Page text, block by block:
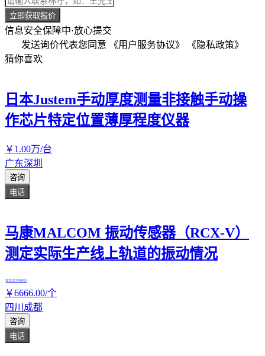
立即获取报价
信息安全保障中·放心提交
发送询价代表您同意 《用户服务协议》
《隐私政策》
猜你喜欢
日本Justem手动厚度测量非接触手动操
作芯片特定位置薄厚程度仪器
￥ 1 .00万/台
广东深圳
咨询
电话
马康MALCOM 振动传感器（RCX-V）
测定实际生产线上轨道的振动情况
真实性已核验
￥6666.00/个
四川成都
咨询
电话